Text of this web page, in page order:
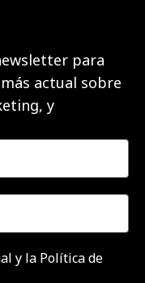
para
actual sobre
y
y la Política de